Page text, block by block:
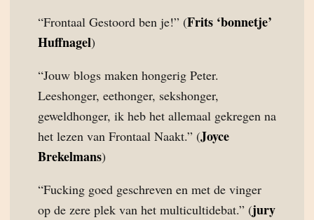
“Frontaal Gestoord ben je!” (Frits ‘bonnetje’
Huffnagel)
“Jouw blogs maken hongerig Peter.
Leeshonger, eethonger, sekshonger,
geweldhonger, ik heb het allemaal gekregen na
het lezen van Frontaal Naakt.” (Joyce
Brekelmans)
“Fucking goed geschreven en met de vinger
op de zere plek van het multicultidebat.” (jury